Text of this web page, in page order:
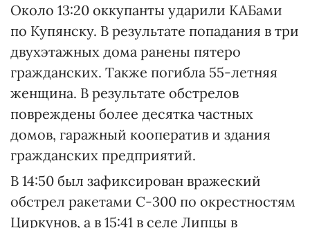
Около 13:20 оккупанты ударили КАБами
по Купянску. В результате попадания в три
двухэтажных дома ранены пятеро
гражданских. Также погибла 55-летняя
женщина. В результате обстрелов
повреждены более десятка частных
домов, гаражный кооператив и здания
гражданских предприятий.
В 14:50 был зафиксирован вражеский
обстрел ракетами С-300 по окрестностям
Циркунов, а в 15:41 в селе Липцы в